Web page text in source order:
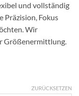
und vollständig
Präzision, Fokus
Wir
Größenermittlung.
ZURÜCKSETZEN